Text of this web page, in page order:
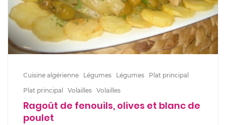
Cuisine algérienne Légumes Légumes
Plat principal
Plat principal
Volailles Volailles
Ragoût de fenouils, olives et blanc de
poulet